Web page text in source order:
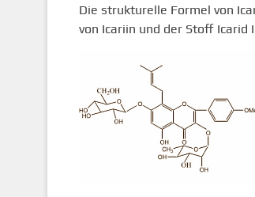
Die strukturelle Formel von
von Icariin und der Stoff